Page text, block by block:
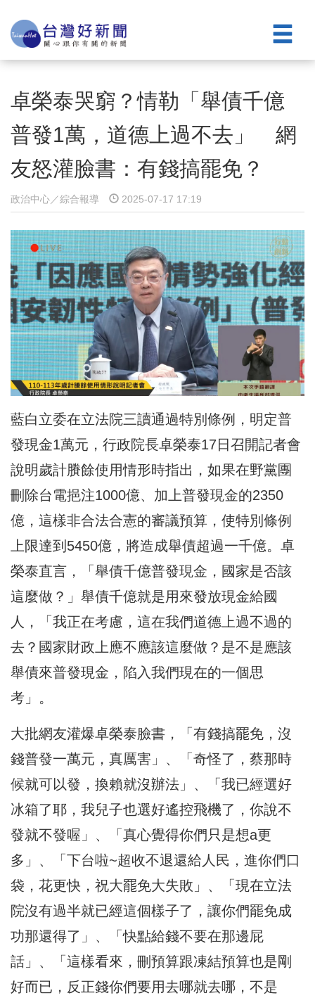
卓榮泰哭窮？情勒「舉債千億
普發1萬，道德上過不去」 網
友怒灌臉書：有錢搞罷免？
政治中心／綜合報導 2025-07-17 17:19
藍白立委在立法院三讀通過特別條例，明定普
發現金1萬元，行政院長卓榮泰17日召開記者會
說明歲計賸餘使用情形時指出，如果在野黨團
刪除台電挹注1000億、加上普發現金的2350
億，這樣非合法合憲的審議預算，使特別條例
上限達到5450億，將造成舉債超過一千億。卓
榮泰直言，「舉債千億普發現金，國家是否該
這麼做？」舉債千億就是用來發放現金給國
人，「我正在考慮，這在我們道德上過不過的
去？國家財政上應不應該這麼做？是不是應該
舉債來普發現金，陷入我們現在的一個思
考」。
大批網友灌爆卓榮泰臉書，「有錢搞罷免，沒
錢普發一萬元，真厲害」、「奇怪了，蔡那時
候就可以發，換賴就沒辦法」、「我已經選好
冰箱了耶，我兒子也選好遙控飛機了，你說不
發就不發喔」、「真心覺得你們只是想a更
多」、「下台啦~超收不退還給人民，進你們口
袋，花更快，祝大罷免大失敗」、「現在立法
院沒有過半就已經這個樣子了，讓你們罷免成
功那還得了」、「快點給錢不要在那邊屁
話」、「這樣看來，刪預算跟凍結預算也是剛
好而已，反正錢你們要用去哪就去哪，不是